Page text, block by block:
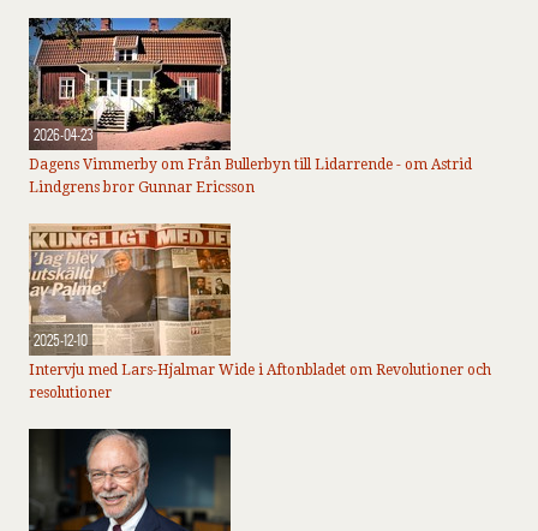
2026-04-23
Dagens Vimmerby om Från Bullerbyn till Lidarrende - om Astrid
Lindgrens bror Gunnar Ericsson
2025-12-10
Intervju med Lars-Hjalmar Wide i Aftonbladet om Revolutioner och
resolutioner